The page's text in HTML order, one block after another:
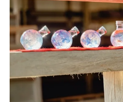
カップルで楽しむインタラク
デザイン性あふれるギャラリー